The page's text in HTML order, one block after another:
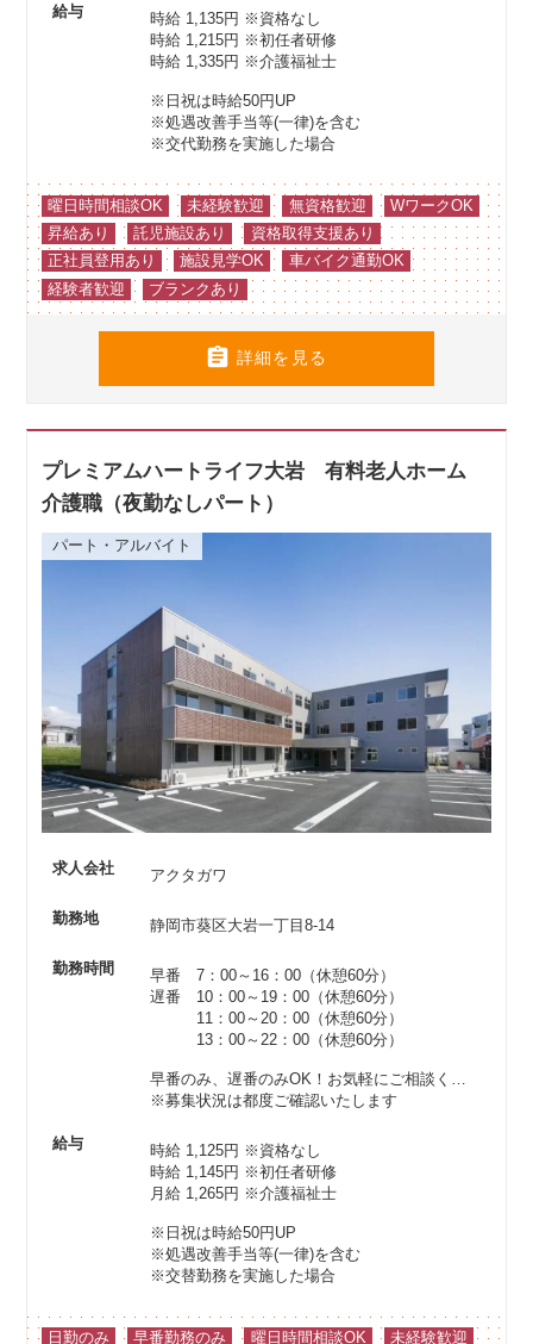
給与 時給 1,135円 ※資格なし
時給 1,215円 ※初任者研修
時給 1,335円 ※介護福祉士
※日祝は時給50円UP
※処遇改善手当等(一律)を含む
※交代勤務を実施した場合
曜日時間相談OK 未経験歓迎 無資格歓迎
WワークOK
昇給あり
託児施設あり
資格取得支援あり
正社員登用あり
施設見学OK
車バイク通勤OK
経験者歓迎
ブランクあり
 詳細を見る
プレミアムハートライフ大岩 有料老人ホーム
介護職（夜勤なしパート）
パート・アルバイト
求人会社 アクタガワ
勤務地 静岡市葵区大岩一丁目8-14
勤務時間
早番 7：00～16：00（休憩60分）
遅番 10：00～19：00（休憩60分）
11：00～20：00（休憩60分）
13：00～22：00（休憩60分）
早番のみ、遅番のみOK！お気軽にご相談ください♪
※募集状況は都度ご確認いたします
給与 時給 1,125円 ※資格なし
時給 1,145円 ※初任者研修
月給 1,265円 ※介護福祉士
※日祝は時給50円UP
※処遇改善手当等(一律)を含む
※交替勤務を実施した場合
日勤のみ 早番勤務のみ 曜日時間相談OK 未経験歓迎